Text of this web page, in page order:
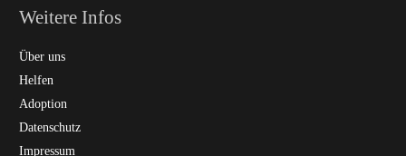
Weitere Infos
Über uns
Helfen
Adoption
Datenschutz
Impressum